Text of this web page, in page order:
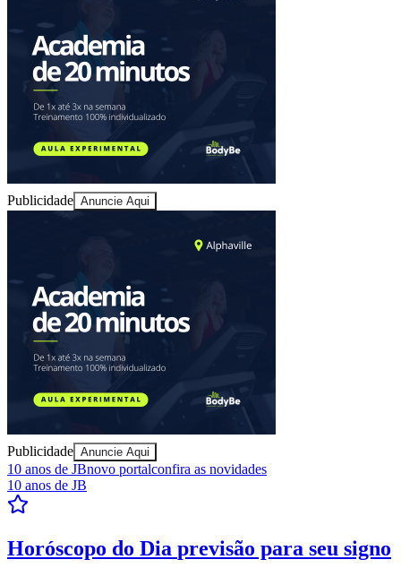
Athletico-PR
Bragantino
Publicidade Anuncie Aqui
Publicidade Anuncie Aqui
10 anos de JBnovo portalconfira as novidades
10 anos de JB
Resultados das Loterias confira se ganhou